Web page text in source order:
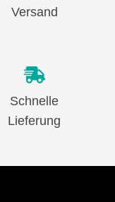
Versand
Schnelle
Lieferung